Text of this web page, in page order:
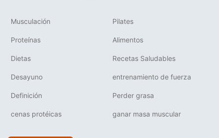
Musculación Pilates
Proteínas Alimentos
Dietas Recetas Saludables
Desayuno entrenamiento de fuerza
Definición Perder grasa
cenas protéicas ganar masa muscular